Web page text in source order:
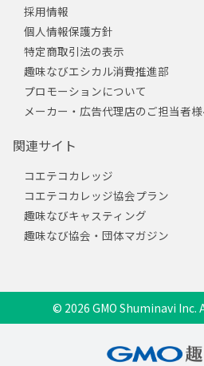
採用情報
個人情報保護方針
特定商取引法の表示
趣味なびエシカル消費推進部
プロモーションについて
メーカー・広告代理店のご担当者
関連サイト
コエテコカレッジ
コエテコカレッジ協会プラン
趣味なびキャスティング
趣味なび協会・団体マガジン
© 2026 GMO Shuminavi Inc.